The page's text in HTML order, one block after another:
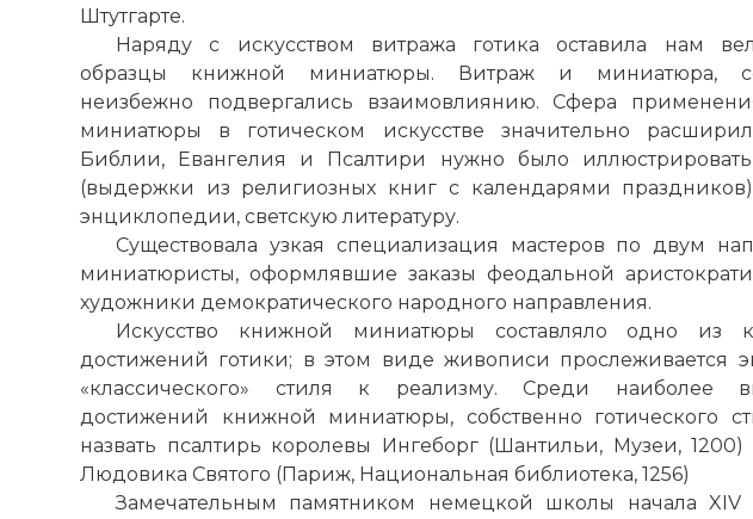
Штутгарте.
Наряду с искусством витража готика оставила нам
образцы книжной миниатюры. Витраж и миниатюра,
неизбежно подвергались взаимовлиянию. Сфера
миниатюры в готическом искусстве значительно
Библии, Евангелия и Псалтири нужно было иллюстрировать
(выдержки из религиозных книг с календарями
энциклопедии, светскую литературу.
Существовала узкая специализация мастеров по двум
миниатюристы, оформлявшие заказы феодальной
художники демократического народного направления.
Искусство книжной миниатюры составляло одно из
достижений готики; в этом виде живописи прослеживается
«классического» стиля к реализму. Среди наиболее
достижений книжной миниатюры, собственно готического
назвать псалтирь королевы Ингеборг (Шантильи, Музеи, 1200)
Людовика Святого (Париж, Национальная библиотека, 1256)
Замечательным памятником немецкой школы начала XIV
☓